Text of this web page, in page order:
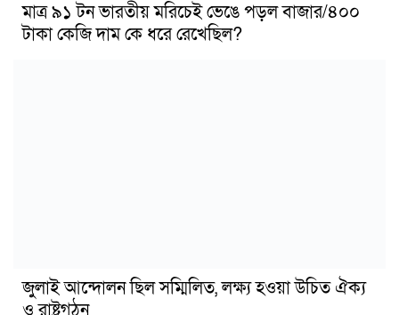
মাত্র ৯১ টন ভারতীয় মরিচেই ভেঙে পড়ল বাজার/৪০০
টাকা কেজি দাম কে ধরে রেখেছিল?
জুলাই আন্দোলন ছিল সম্মিলিত, লক্ষ্য হওয়া উচিত ঐক্য